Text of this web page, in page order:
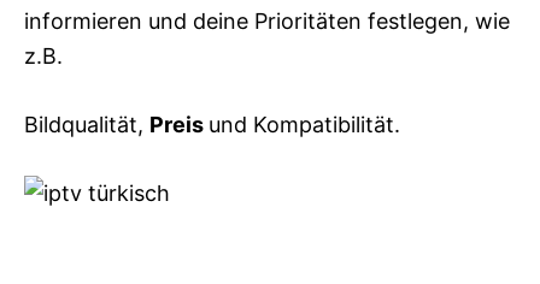
informieren und deine Prioritäten festlegen, wie
z.B.
Bildqualität, Preis und Kompatibilität.